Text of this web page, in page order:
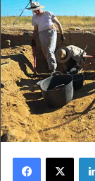
Facebook
X